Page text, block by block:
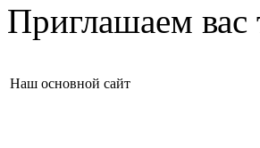
Приглашаем вас
Наш основной сайт